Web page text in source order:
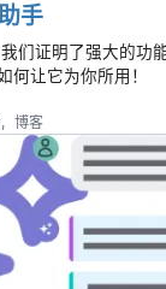
手
们证明了强大的功
何让它为你所用！
博客